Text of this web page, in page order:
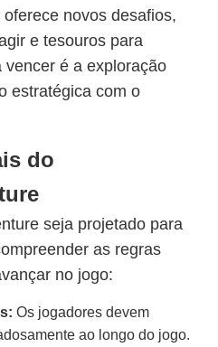
novos desafios,
e tesouros para
vencer é a exploração
estratégica com o
do
seja projetado para
as regras
no jogo:
Os jogadores devem
ao longo do jogo.